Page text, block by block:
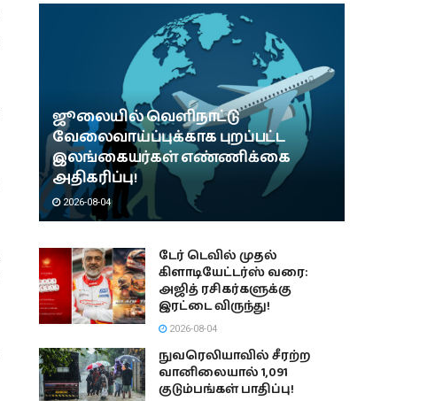
ஜூலையில் வெளிநாட்டு
வேலைவாய்ப்புக்காக புறப்பட்ட
இலங்கையர்கள் எண்ணிக்கை
அதிகரிப்பு!
2026-08-04
டேர் டெவில் முதல்
கிளாடியேட்டர்ஸ் வரை:
அஜித் ரசிகர்களுக்கு
இரட்டை விருந்து!
2026-08-04
நுவரெலியாவில் சீரற்ற
வானிலையால் 1,091
குடும்பங்கள் பாதிப்பு!